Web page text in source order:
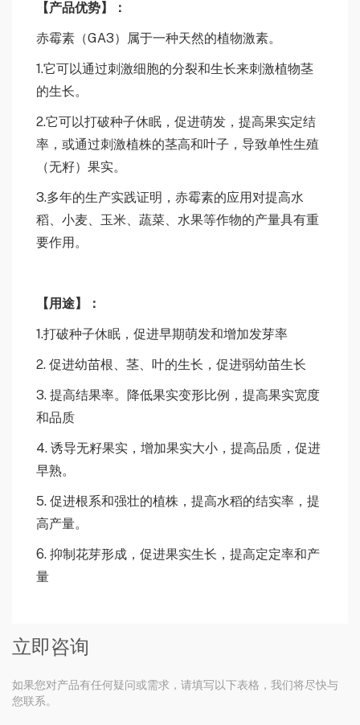
【产品优势】：
赤霉素（GA3）属于一种天然的植物激素。
1.它可以通过刺激细胞的分裂和生长来刺激植物茎
的生长。
2.它可以打破种子休眠，促进萌发，提高果实定结
率，或通过刺激植株的茎高和叶子，导致单性生殖
（无籽）果实。
3.多年的生产实践证明，赤霉素的应用对提高水
稻、小麦、玉米、蔬菜、水果等作物的产量具有重
要作用。
【用途】：
1.打破种子休眠，促进早期萌发和增加发芽率
2. 促进幼苗根、茎、叶的生长，促进弱幼苗生长
3. 提高结果率。降低果实变形比例，提高果实宽度
和品质
4. 诱导无籽果实，增加果实大小，提高品质，促进
早熟。
5. 促进根系和强壮的植株，提高水稻的结实率，提
高产量。
6. 抑制花芽形成，促进果实生长，提高定定率和产
量
立即咨询
如果您对产品有任何疑问或需求，请填写以下表格，我们将尽快与
您联系。